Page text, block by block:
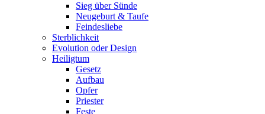
Sieg über Sünde
Neugeburt & Taufe
Feindesliebe
Sterblichkeit
Evolution oder Design
Heiligtum
Gesetz
Aufbau
Opfer
Priester
Feste